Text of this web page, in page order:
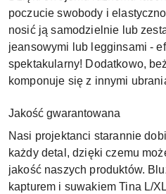
poczucie swobody i
nosić ją samodzielnie lub
jeansowymi lub legginsami -
spektakularny! Dodatkowo,
komponuje się z innymi
Jakość gwarantowana
Nasi projektanci starannie
każdy detal, dzięki czemu
jakość naszych produktów.
kapturem i suwakiem Tina L/